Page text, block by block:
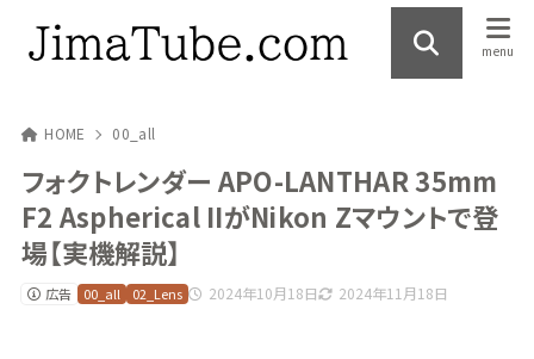
HOME 00_all
フォクトレンダー APO-LANTHAR 35mm
F2 Aspherical IIがNikon Zマウントで登
場【実機解説】
広告 2024年10月18日 2024年11月18日
00_all 02_Lens